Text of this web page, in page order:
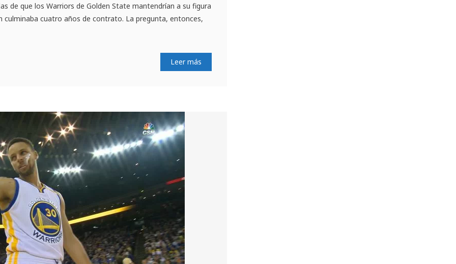
de que los Warriors de Golden State mantendrían a su figura
culminaba cuatro años de contrato. La pregunta, entonces,
Leer más